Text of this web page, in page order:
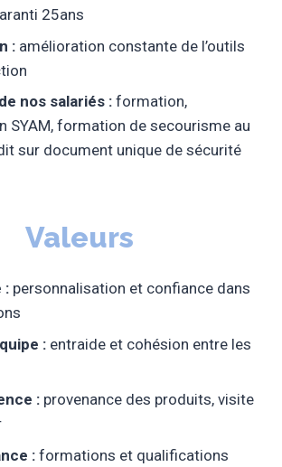
25ans
: amélioration constante de l’outils
nos salariés : formation,
SYAM, formation de secourisme au
sur document unique de sécurité
Valeurs
: personnalisation et confiance dans
: entraide et cohésion entre les
: provenance des produits, visite
: formations et qualifications